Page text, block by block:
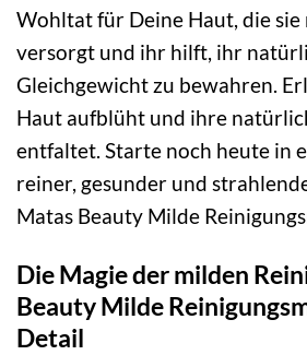
Wohltat für Deine Haut, die
versorgt und ihr hilft, ihr
Gleichgewicht zu bewahren.
Haut aufblüht und ihre
entfaltet. Starte noch heute in
reiner, gesunder und
Matas Beauty Milde
Die Magie der milden
Beauty Milde
Detail